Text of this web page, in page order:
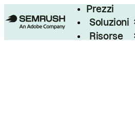
Prezzi
Soluzioni
Risorse